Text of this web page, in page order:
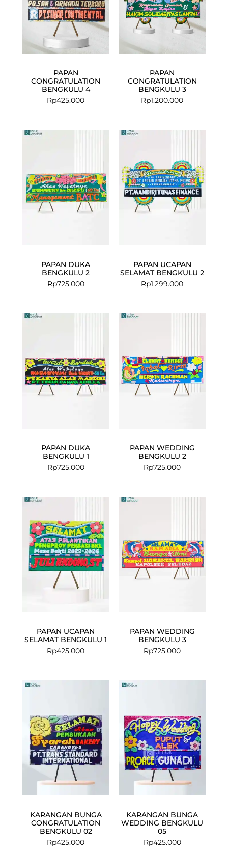
PAPAN
CONGRATULATION
BENGKULU 4
Rp425.000
PAPAN
CONGRATULATION
BENGKULU 3
Rp1.200.000
PAPAN DUKA
BENGKULU 2
Rp725.000
PAPAN UCAPAN
SELAMAT BENGKULU 2
Rp1.299.000
PAPAN DUKA
BENGKULU 1
Rp725.000
PAPAN WEDDING
BENGKULU 2
Rp725.000
PAPAN UCAPAN
SELAMAT BENGKULU 1
Rp425.000
PAPAN WEDDING
BENGKULU 3
Rp725.000
KARANGAN BUNGA
CONGRATULATION
BENGKULU 02
Rp425.000
KARANGAN BUNGA
WEDDING BENGKULU
05
Rp425.000